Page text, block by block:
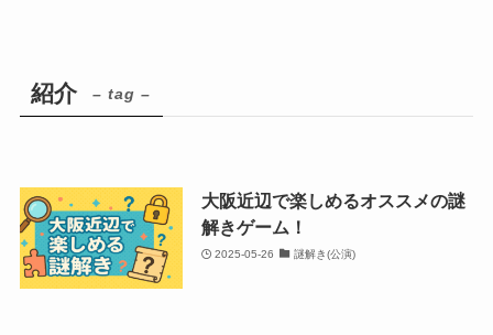
紹介 – tag –
大阪近辺で楽しめるオススメの謎
解きゲーム！
2025-05-26 謎解き(公演)